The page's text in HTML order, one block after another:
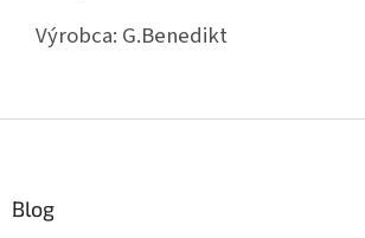
Výrobca: G.Benedikt
Blog